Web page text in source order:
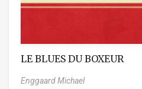
LE BLUES DU BOXEUR
Enggaard Michael